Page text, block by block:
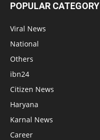
POPULAR CATEGORY
Viral News
National
Others
ibn24
Citizen News
Haryana
Karnal News
Career